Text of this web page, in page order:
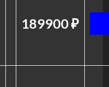
189900 ₽